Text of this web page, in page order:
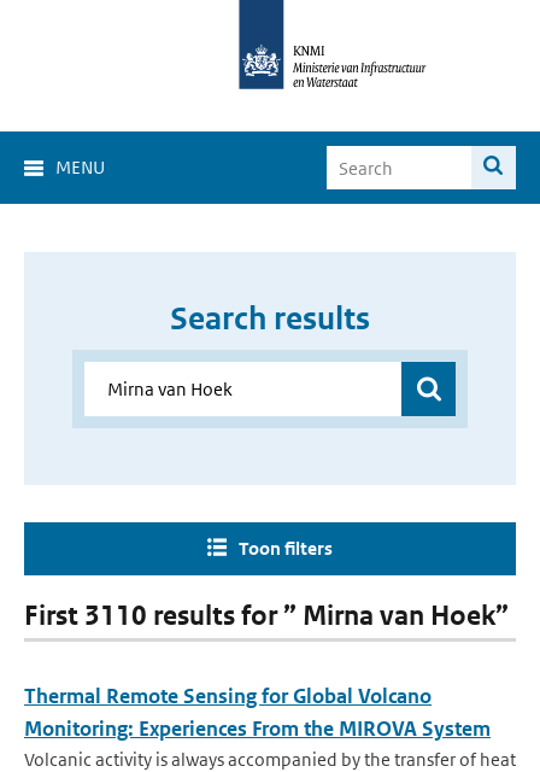
MENU
Search results
Toon filters
First 3110 results for ” Mirna van Hoek”
Thermal Remote Sensing for Global Volcano
Monitoring: Experiences From the MIROVA System
Volcanic activity is always accompanied by the transfer of heat